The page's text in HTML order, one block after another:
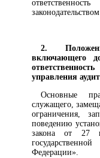
2.
включающего
управления
Основные
служащего,
ограничения,
поведению
закона от
Федерации».